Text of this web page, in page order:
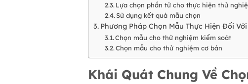
Lựa chọn phần tử cho thực hiện thử
Sử dụng kết quả mẫu chọn
Phương Pháp Chọn Mẫu Thực Hiện Đối
Chọn mẫu cho thử nghiệm kiểm soát
Chọn mẫu cho thử nghiệm cơ bản
Khái Quát Chung Về